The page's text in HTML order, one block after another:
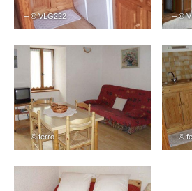
– © VLG222 – ©
– © ferro – ©